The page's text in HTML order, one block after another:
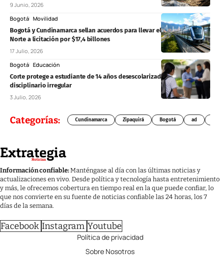
9 Junio, 2026
Bogotá Movilidad
Bogotá y Cundinamarca sellan acuerdos para llevar el Regiotram del
Norte a licitación por $17,4 billones
17 Julio, 2026
Bogotá Educación
Corte protege a estudiante de 14 años desescolarizada tras proceso
disciplinario irregular
3 Julio, 2026
Categorías: Cundinamarca Zipaquirá Bogotá ad
Información confiable:Manténgase al día con las últimas noticias y
actualizaciones en vivo. Desde política y tecnología hasta entretenimiento
y más, le ofrecemos cobertura en tiempo real en la que puede confiar, lo
que nos convierte en su fuente de noticias confiable las 24 horas, los 7
días de la semana.
Facebook Instagram Youtube
Política de privacidad
Sobre Nosotros